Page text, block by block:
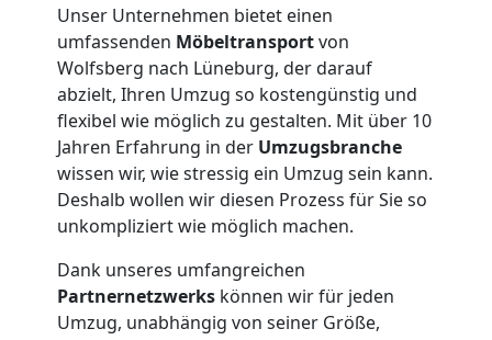
Unser Unternehmen bietet einen
umfassenden Möbeltransportvon
Wolfsberg nach Lüneburg, der darauf
abzielt, Ihren Umzug so kostengünstig und
flexibel wie möglich zu gestalten. Mit über 10
Jahren Erfahrung in der Umzugsbranche
wissen wir, wie stressig ein Umzug sein kann.
Deshalb wollen wir diesen Prozess für Sie so
unkompliziert wie möglich machen.
Dank unseres umfangreichen
Partnernetzwerks können wir für jeden
Umzug, unabhängig von seiner Größe,